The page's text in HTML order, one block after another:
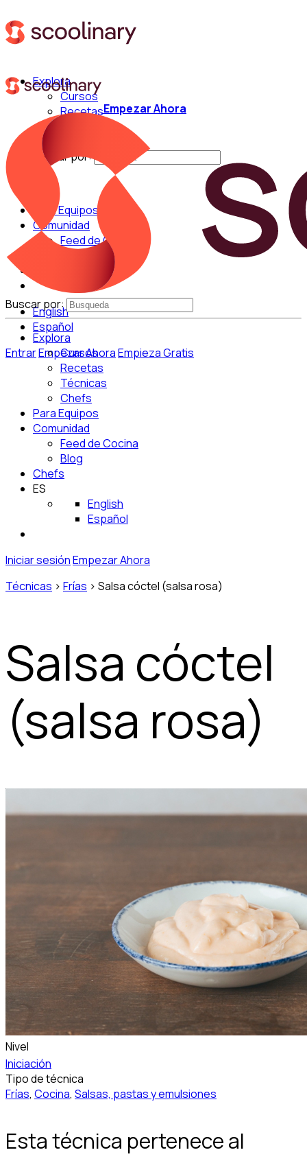
Explora
Cursos
Recetas
Buscar por:
Para Equipos
Comunidad
Feed de Cocina
English
Español
EntrarEmpezar AhoraEmpieza Gratis
Empezar Ahora
Buscar por:
Explora
Cursos
Recetas
Técnicas
Chefs
Para Equipos
Comunidad
Feed de Cocina
Blog
Chefs
ES
English
Español
Iniciar sesiónEmpezar Ahora
Técnicas > Frías > Salsa cóctel (salsa rosa)
Salsa cóctel
(salsa rosa)
Nivel
Iniciación
Tipo de técnica
Frías, Cocina, Salsas, pastas y emulsiones
Esta técnica pertenece al